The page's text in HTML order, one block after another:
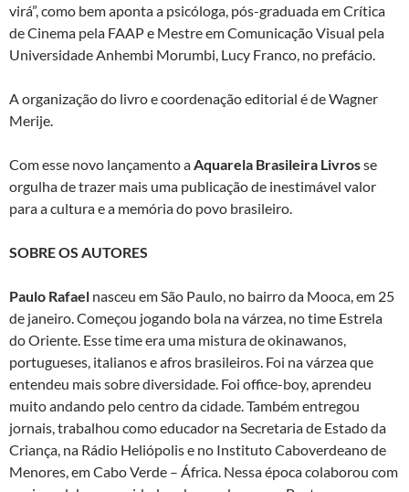
virá”, como bem aponta a psicóloga, pós-graduada em Crítica
de Cinema pela FAAP e Mestre em Comunicação Visual pela
Universidade Anhembi Morumbi, Lucy Franco, no prefácio.
A organização do livro e coordenação editorial é de Wagner
Merije.
Com esse novo lançamento a Aquarela Brasileira Livrosse
orgulha de trazer mais uma publicação de inestimável valor
para a cultura e a memória do povo brasileiro.
SOBRE OS AUTORES
Paulo Rafael nasceu em São Paulo, no bairro da Mooca, em 25
de janeiro. Começou jogando bola na várzea, no time Estrela
do Oriente. Esse time era uma mistura de okinawanos,
portugueses, italianos e afros brasileiros. Foi na várzea que
entendeu mais sobre diversidade. Foi office-boy, aprendeu
muito andando pelo centro da cidade. Também entregou
jornais, trabalhou como educador na Secretaria de Estado da
Criança, na Rádio Heliópolis e no Instituto Caboverdeano de
Menores, em Cabo Verde – África. Nessa época colaborou com